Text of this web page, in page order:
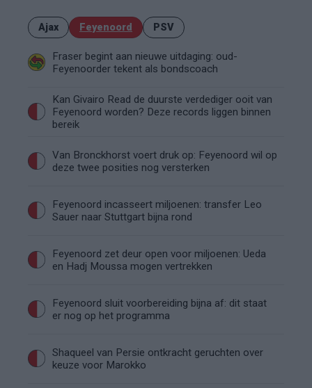
Ajax Feyenoord PSV
Fraser begint aan nieuwe uitdaging: oud-
Feyenoorder tekent als bondscoach
Kan Givairo Read de duurste verdediger ooit van
Feyenoord worden? Deze records liggen binnen
bereik
Van Bronckhorst voert druk op: Feyenoord wil op
deze twee posities nog versterken
Feyenoord incasseert miljoenen: transfer Leo
Sauer naar Stuttgart bijna rond
Feyenoord zet deur open voor miljoenen: Ueda
en Hadj Moussa mogen vertrekken
Feyenoord sluit voorbereiding bijna af: dit staat
er nog op het programma
Shaqueel van Persie ontkracht geruchten over
keuze voor Marokko